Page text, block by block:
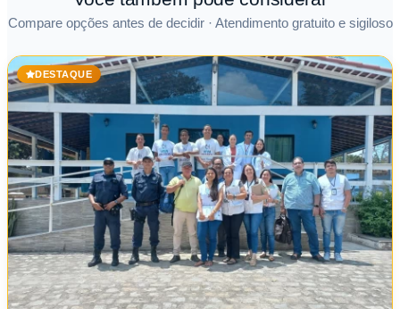
Compare opções antes de decidir · Atendimento gratuito e sigiloso
DESTAQUE